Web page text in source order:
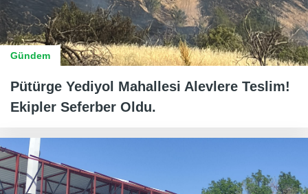
Gündem
Pütürge Yediyol Mahallesi Alevlere Teslim!
Ekipler Seferber Oldu.